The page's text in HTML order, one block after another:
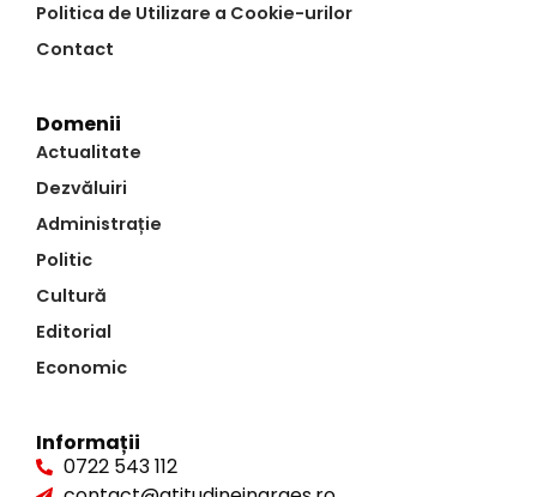
Politica de Utilizare a Cookie-urilor
Contact
Domenii
Actualitate
Dezvăluiri
Administrație
Politic
Cultură
Editorial
Economic
Informații
0722 543 112